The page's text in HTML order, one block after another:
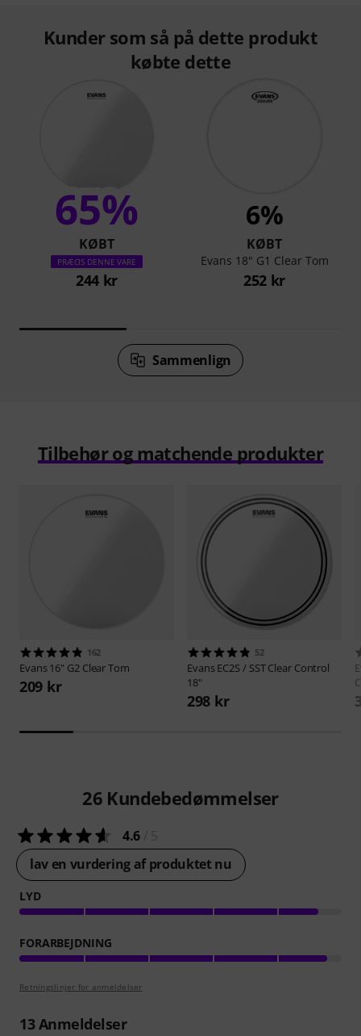
Kunder som så på dette produkt
købte dette
65%
KØBT
PRÆCIS DENNE VARE
244 kr
6%
KØBT
Evans 18" G1 Clear Tom
252 kr
Sammenlign
Tilbehør og matchende produkter
162
Evans16" G2 Clear Tom
209 kr
52
EvansEC2S / SST Clear Control
18"
298 kr
26 Kundebedømmelser
4.6
lav en vurdering af produktet nu
LYD
FORARBEJDNING
Retningslinjer for anmeldelser
13Anmeldelser